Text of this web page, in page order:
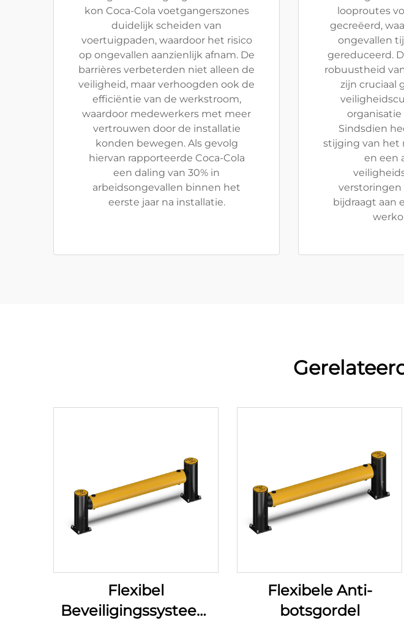
kon Coca-Cola voetgangerszones
duidelijk scheiden van
voertuigpaden, waardoor het risico
op ongevallen aanzienlijk afnam. De
barrières verbeterden niet alleen de
veiligheid, maar verhoogden ook de
efficiëntie van de werkstroom,
waardoor medewerkers met meer
vertrouwen door de installatie
konden bewegen. Als gevolg
hiervan rapporteerde Coca-Cola
een daling van 30% in
arbeidsongevallen binnen het
eerste jaar na installatie.
looproutes
gecreëerd,
ongevallen
gereduceerd.
robuustheid
zijn cruciaal
Sindsdien
stijging van het
en een
verstoringen
bijdraagt aan
Flexibel
Beveiligingssysteem
Flexibele Anti-
botsgordel